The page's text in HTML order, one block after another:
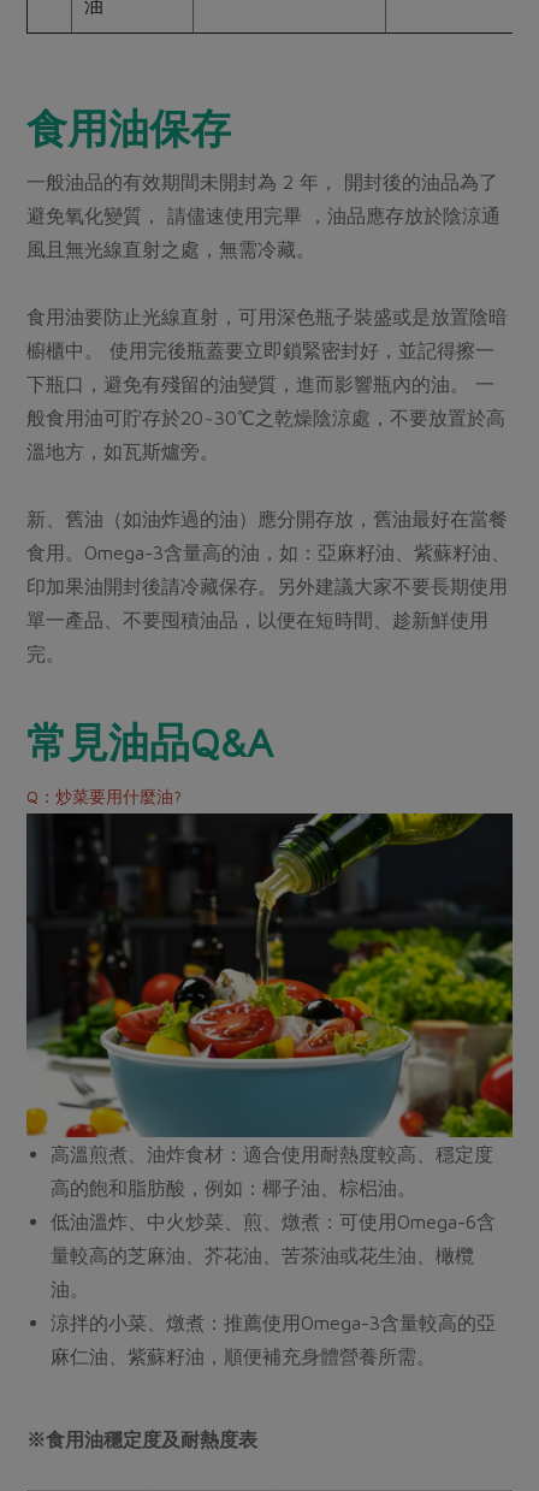
油
食用油保存
一般油品的有效期間未開封為 2 年， 開封後的油品為了
避免氧化變質， 請儘速使用完畢 ，油品應存放於陰涼通
風且無光線直射之處，無需冷藏。
食用油要防止光線直射，可用深色瓶子裝盛或是放置陰暗
櫥櫃中。 使用完後瓶蓋要立即鎖緊密封好，並記得擦一
下瓶口，避免有殘留的油變質，進而影響瓶內的油。 一
般食用油可貯存於20~30℃之乾燥陰涼處，不要放置於高
溫地方，如瓦斯爐旁。
新、舊油（如油炸過的油）應分開存放，舊油最好在當餐
食用。Omega-3含量高的油，如：亞麻籽油、紫蘇籽油、
印加果油開封後請冷藏保存。另外建議大家不要長期使用
單一產品、不要囤積油品，以便在短時間、趁新鮮使用
完。
常見油品Q&A
Q：炒菜要用什麼油?
高溫煎煮、油炸食材：適合使用耐熱度較高、穩定度
高的飽和脂肪酸，例如：椰子油、棕梠油。
低油溫炸、中火炒菜、煎、燉煮：可使用Omega-6含
量較高的芝麻油、芥花油、苦茶油或花生油、橄欖
油。
涼拌的小菜、燉煮：推薦使用Omega-3含量較高的亞
麻仁油、紫蘇籽油，順便補充身體營養所需。
※食用油穩定度及耐熱度表